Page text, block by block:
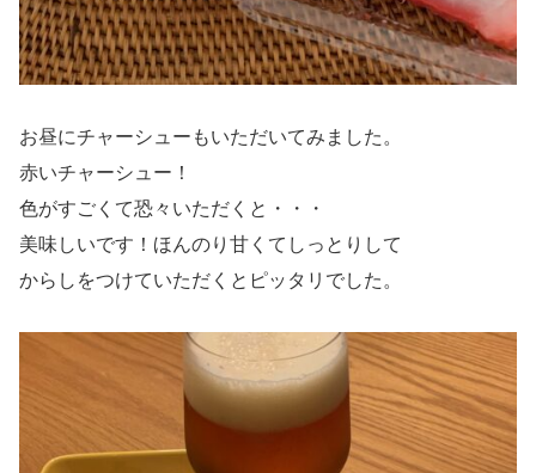
お昼にチャーシューもいただいてみました。
赤いチャーシュー！
色がすごくて恐々いただくと・・・
美味しいです！ほんのり甘くてしっとりして
からしをつけていただくとピッタリでした。